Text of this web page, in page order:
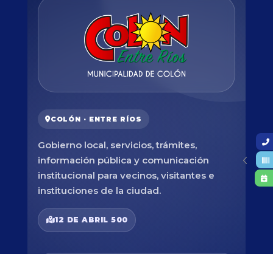
COLÓN · ENTRE RÍOS
Gobierno local, servicios, trámites,
información pública y comunicación
institucional para vecinos, visitantes e
instituciones de la ciudad.
12 DE ABRIL 500